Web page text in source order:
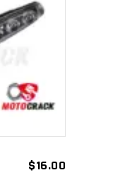
$16.00